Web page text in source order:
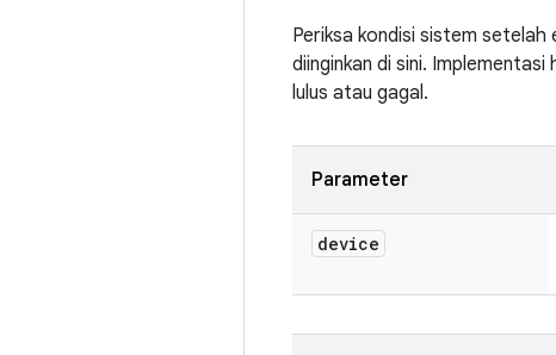
Periksa kondisi sistem setelah
diinginkan di sini. Implementasi
lulus atau gagal.
Parameter
device